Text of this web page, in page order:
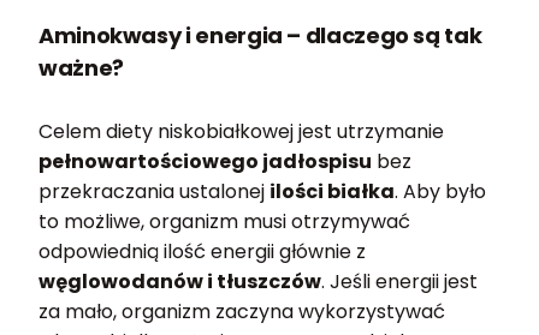
Aminokwasy i energia – dlaczego są tak
ważne?
Celem diety niskobiałkowej jest utrzymanie
pełnowartościowego jadłospisu bez
przekraczania ustalonej ilości białka. Aby było
to możliwe, organizm musi otrzymywać
odpowiednią ilość energii głównie z
węglowodanów i tłuszczów. Jeśli energii jest
za mało, organizm zaczyna wykorzystywać